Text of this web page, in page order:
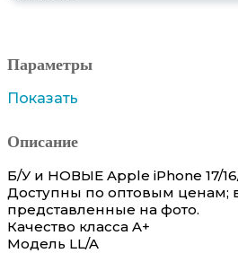
Параметры
Показать
Описание
Б/У и НОВЫЕ Apple iPhone 17/
Доступны по оптовым ценам;
представленные на фото.
Качество класса A+
Модель LL/A